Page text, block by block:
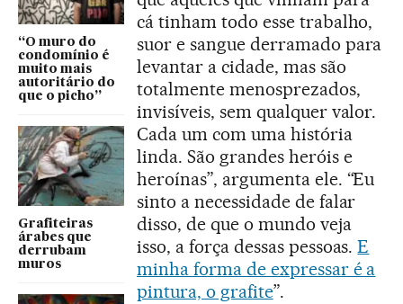
“O muro do
condomínio é
muito mais
autoritário do
que o picho”
Grafiteiras
árabes que
derrubam
muros
cá tinham todo esse trabalho,
suor e sangue derramado para
levantar a cidade, mas são
totalmente menosprezados,
invisíveis, sem qualquer valor.
Cada um com uma história
linda. São grandes heróis e
heroínas”, argumenta ele. “Eu
sinto a necessidade de falar
disso, de que o mundo veja
isso, a força dessas pessoas.E
minha forma de expressar é a
pintura, o grafite”.